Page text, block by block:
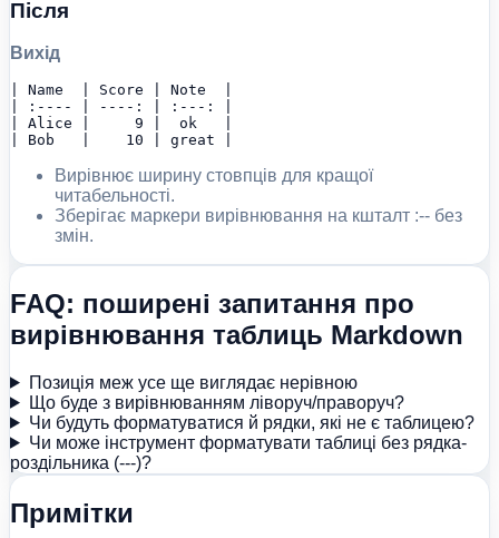
Після
Вихід
| Name  | Score | Note  |
| :---- | ----: | :---: |
| Alice |     9 |  ok   |
| Bob   |    10 | great |
Вирівнює ширину стовпців для кращої
читабельності.
Зберігає маркери вирівнювання на кшталт :-- без
змін.
FAQ: поширені запитання про
вирівнювання таблиць Markdown
Позиція меж усе ще виглядає нерівною
Що буде з вирівнюванням ліворуч/праворуч?
Чи будуть форматуватися й рядки, які не є таблицею?
Чи може інструмент форматувати таблиці без рядка-
роздільника (---)?
Примітки